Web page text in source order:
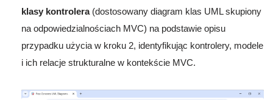
klasy kontrolera(dostosowany diagram klas UML skupiony
na odpowiedzialnościach MVC) na podstawie opisu
przypadku użycia w kroku 2, identyfikując kontrolery, modele
i ich relacje strukturalne w kontekście MVC.